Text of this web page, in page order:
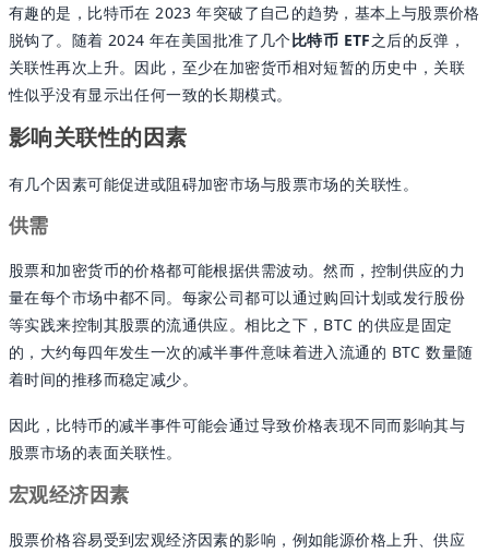
有趣的是，比特币在 2023 年突破了自己的趋势，基本上与股票价格
脱钩了。随着 2024 年在美国批准了几个比特币 ETF之后的反弹，
关联性再次上升。因此，至少在加密货币相对短暂的历史中，关联
性似乎没有显示出任何一致的长期模式。
影响关联性的因素
有几个因素可能促进或阻碍加密市场与股票市场的关联性。
供需
股票和加密货币的价格都可能根据供需波动。然而，控制供应的力
量在每个市场中都不同。每家公司都可以通过购回计划或发行股份
等实践来控制其股票的流通供应。相比之下，BTC 的供应是固定
的，大约每四年发生一次的减半事件意味着进入流通的 BTC 数量随
着时间的推移而稳定减少。
因此，比特币的减半事件可能会通过导致价格表现不同而影响其与
股票市场的表面关联性。
宏观经济因素
股票价格容易受到宏观经济因素的影响，例如能源价格上升、供应